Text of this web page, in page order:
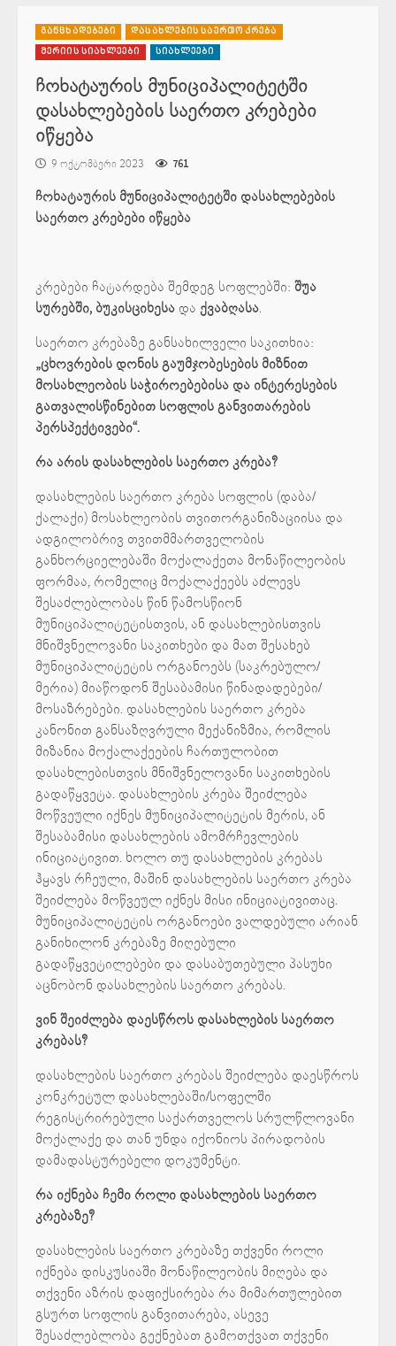
განცხადებები დასახლების საერთო კრება
მერიის სიახლეები სიახლეები
ჩოხატაურის მუნიციპალიტეტში
დასახლებების საერთო კრებები
იწყება
9 ოქტომბერი 2023 761
ჩოხატაურის მუნიციპალიტეტში დასახლებების
საერთო კრებები იწყება
კრებები ჩატარდება შემდეგ სოფლებში: შუა
სურებში, ბუკისციხესა და ქვაბღასა.
საერთო კრებაზე განსახილველი საკითხია:
„ცხოვრების დონის გაუმჯობესების მიზნით
მოსახლეობის საჭიროებებისა და ინტერესების
გათვალისწინებით სოფლის განვითარების
პერსპექტივები“.
რა არის დასახლების საერთო კრება?
დასახლების საერთო კრება სოფლის (დაბა/
ქალაქი) მოსახლეობის თვითორგანიზაციისა და
ადგილობრივ თვითმმართველობის
განხორციელებაში მოქალაქეთა მონაწილეობის
ფორმაა, რომელიც მოქალაქეებს აძლევს
შესაძლებლობას წინ წამოსწიონ
მუნიციპალიტეტისთვის, ან დასახლებისთვის
მნიშვნელოვანი საკითხები და მათ შესახებ
მუნიციპალიტეტის ორგანოებს (საკრებულო/
მერია) მიაწოდონ შესაბამისი წინადადებები/
მოსაზრებები. დასახლების საერთო კრება
კანონით განსაზღვრული მექანიზმია, რომლის
მიზანია მოქალაქეების ჩართულობით
დასახლებისთვის მნიშვნელოვანი საკითხების
გადაწყვეტა. დასახლების კრება შეიძლება
მოწვეული იქნეს მუნიციპალიტეტის მერის, ან
შესაბამისი დასახლების ამომრჩევლების
ინიციატივით. ხოლო თუ დასახლების კრებას
ჰყავს რჩეული, მაშინ დასახლების საერთო კრება
შეიძლება მოწვეულ იქნეს მისი ინიციატივითაც.
მუნიციპალიტეტის ორგანოები ვალდებული არიან
განიხილონ კრებაზე მიღებული
გადაწყვეტილებები და დასაბუთებული პასუხი
აცნობონ დასახლების საერთო კრებას.
ვინ შეიძლება დაესწროს დასახლების საერთო
კრებას?
დასახლების საერთო კრებას შეიძლება დაესწროს
კონკრეტულ დასახლებაში/სოფელში
რეგისტრირებული საქართველოს სრულწლოვანი
მოქალაქე და თან უნდა იქონიოს პირადობის
დამადასტურებელი დოკუმენტი.
რა იქნება ჩემი როლი დასახლების საერთო
კრებაზე?
დასახლების საერთო კრებაზე თქვენი როლი
იქნება დისკუსიაში მონაწილეობის მიღება და
თქვენი აზრის დაფიქსირება რა მიმართულებით
გსურთ სოფლის განვითარება, ასევე
შესაძლებლობა გექნებათ გამოთქვათ თქვენი